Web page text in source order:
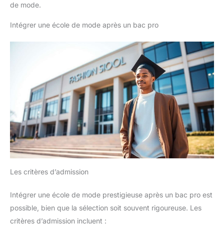
de mode.
Intégrer une école de mode après un bac pro
Les critères d’admission
Intégrer une école de mode prestigieuse après un bac pro est
possible, bien que la sélection soit souvent rigoureuse. Les
critères d’admission incluent :